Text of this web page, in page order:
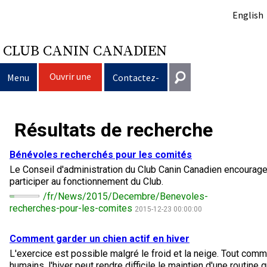
English
CLUB CANIN CANADIEN
Menu Ouvrir une Contactez-
Décision d’acheter un chien
Le choix d’une race
Tous les chiens
Trouver un éleveur responsable
Propriété responsable
Programme Bon voisin canin du CCC
Je veux faire tester mon chien
Éducation
Assurance vétérinaire
Clubs
Création d'un club
Ressources pour les clubs
Élevage
Standards de race du CCC
Événements
information@ckc.ca
416-675-5511
Sans frais 1-855-364-7252
5397 Eglinton Avenue W.
Bureau 101
Etobicoke (Ontario)
Connexion
J'ai oublié mon nom d'utilisateur
J'ai oublié mon mot de passe
Résultats de recherche
Bénévoles recherchés pour les comités
Le Conseil d'administration du Club Canin Canadien
participer au fonctionnement du Club.
/fr/News/2015/Decembre/Benevoles-
recherches-pour-les-comites 2015-12-23 00:00:00
Comment garder un chien actif en hiver
L'exercice est possible malgré le froid et la neige. Tout